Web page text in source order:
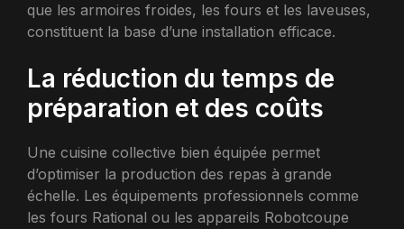
que les armoires froides, les fours et les laveuses,
constituent la base d’une installation efficace.
La réduction du temps de
préparation et des coûts
Une cuisine collective bien équipée permet
d’optimiser la production des repas à grande
échelle. Les équipements professionnels comme
les fours Rational ou les appareils Robotcoupe